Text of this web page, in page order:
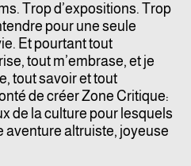
Trop d’expositions. Trop
pour une seule
Et pourtant tout
tout m’embrase, et je
tout savoir et tout
de créer Zone Critique:
de la culture pour lesquels
aventure altruiste, joyeuse